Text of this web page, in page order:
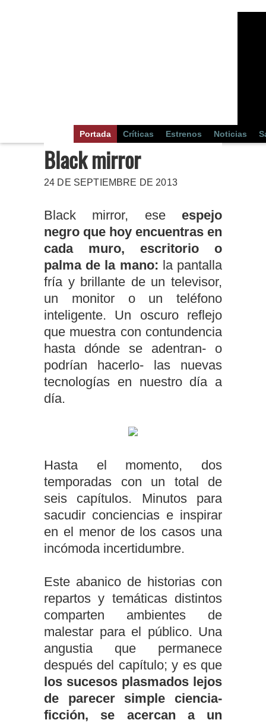
Portada Críticas Estrenos Noticias
Black mirror
24 DE SEPTIEMBRE DE 2013
Black mirror, ese espejo
negro que hoy encuentras en
cada muro, escritorio o
palma de la mano: la pantalla
fría y brillante de un televisor,
un monitor o un teléfono
inteligente. Un oscuro reflejo
que muestra con contundencia
hasta dónde se adentran- o
podrían hacerlo- las nuevas
tecnologías en nuestro día a
día.
Hasta el momento, dos
temporadas con un total de
seis capítulos. Minutos para
sacudir conciencias e inspirar
en el menor de los casos una
incómoda incertidumbre.
Este abanico de historias con
repartos y temáticas distintos
comparten ambientes de
malestar para el público. Una
angustia que permanece
después del capítulo; y es que
los sucesos plasmados lejos
de parecer simple ciencia-
ficción, se acercan a un